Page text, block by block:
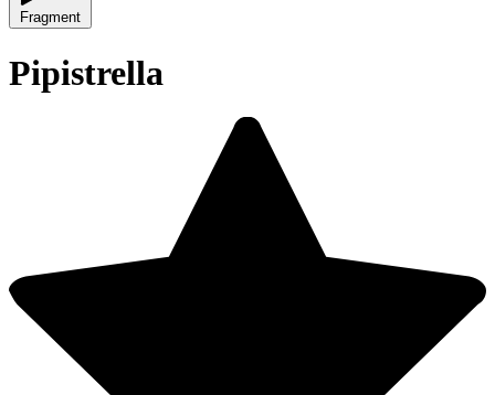
Fragment
Pipistrella